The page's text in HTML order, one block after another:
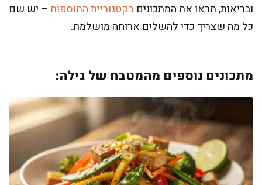
ובריאות, תראו את המתכונים בקטגוריית התוספות – יש שם
כל מה שצריך כדי להשלים ארוחה מושלמת.
מתכונים נוספים מהמטבח של גילה: